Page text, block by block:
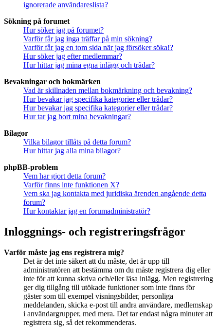
ignorerade användareslista?
Sökning på forumet
Hur söker jag på forumet?
Varför får jag inga träffar på min sökning?
Varför får jag en tom sida när jag försöker söka!?
Hur söker jag efter medlemmar?
Hur hittar jag mina egna inlägg och trådar?
Bevakningar och bokmärken
Vad är skillnaden mellan bokmärkning och bevakning?
Hur bevakar jag specifika kategorier eller trådar?
Hur bevakar jag specifika kategorier eller trådar?
Hur tar jag bort mina bevakningar?
Bilagor
Vilka bilagor tillåts på detta forum?
Hur hittar jag alla mina bilagor?
phpBB-problem
Vem har gjort detta forum?
Varför finns inte funktionen X?
Vem ska jag kontakta med juridiska ärenden angående detta
forum?
Hur kontaktar jag en forumadministratör?
Inloggnings- och registreringsfrågor
Varför måste jag ens registrera mig?
Det är det inte säkert att du måste, det är upp till
administratören att bestämma om du måste registrera dig eller
inte för att kunna skriva och/eller läsa inlägg. Men registrering
ger dig tillgång till utökade funktioner som inte finns för
gäster som till exempel visningsbilder, personliga
meddelanden, skicka e-post till andra användare, medlemskap
i användargrupper, med mera. Det tar endast några minuter att
registrera sig, så det rekommenderas.